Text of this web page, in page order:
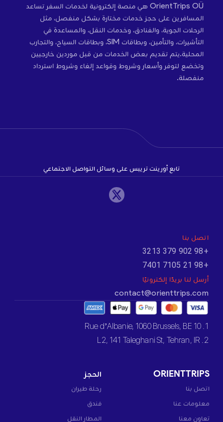
OrientTrips OÜ هي منصة إلكترونية لخدمات السفر تساعد
المسافرين على حجز خدمات مختارة بشكل منفصل، مثل
الرحلات الجوية، والفنادق، وخدمات النقل، والمساعدة في
التأشيرات، والتأمين، وبطاقات SIM، وبطاقات السياح، والتجارب
المحلية.يتم تقديم بعض الخدمات من قبل موردين خارجيين
وتخضع لتوفر وأسعار وشروط وقواعد إلغاء وشروط استرداد
منفصلة.
تابع أورينت تريبس على وسائل التواصل الاجتماعي
اتصل بنا
+98 902 379 3213
+98 21 7105 7401
أرسل لنا بريدًا إلكترونيًا
contact@orienttrips.com
1. 10 Rue d’Albanie, 1060 Brussels, BE
2. L2, 141 Taleghani St, Tehran, IR
ORIENTTRIPS
اتصل بنا
معلومات عنا
تعاون معنا
الحجز
رحلة طيران
فندق
المطار النقل